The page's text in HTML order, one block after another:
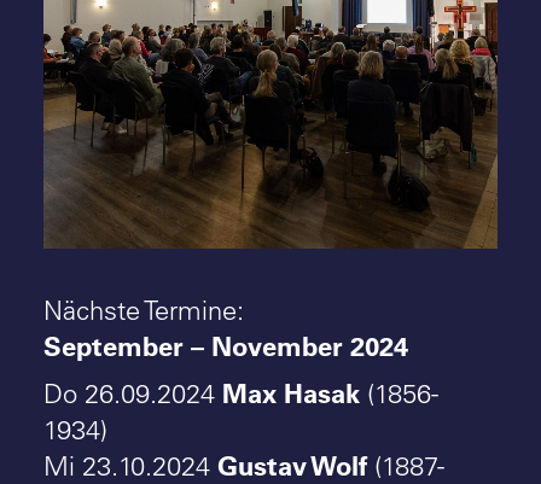
am 27.10.22 -
- Foto:
(1932-2015) - BDA-Veranstaltung
Oberverwaltungsgericht
9.11.22 - Foto: Markus Bomholt
Nächste Termine:
September – November 2024
Do 26.09.2024 Max Hasak (1856-
1934)
Mi 23.10.2024 Gustav Wolf(1887-